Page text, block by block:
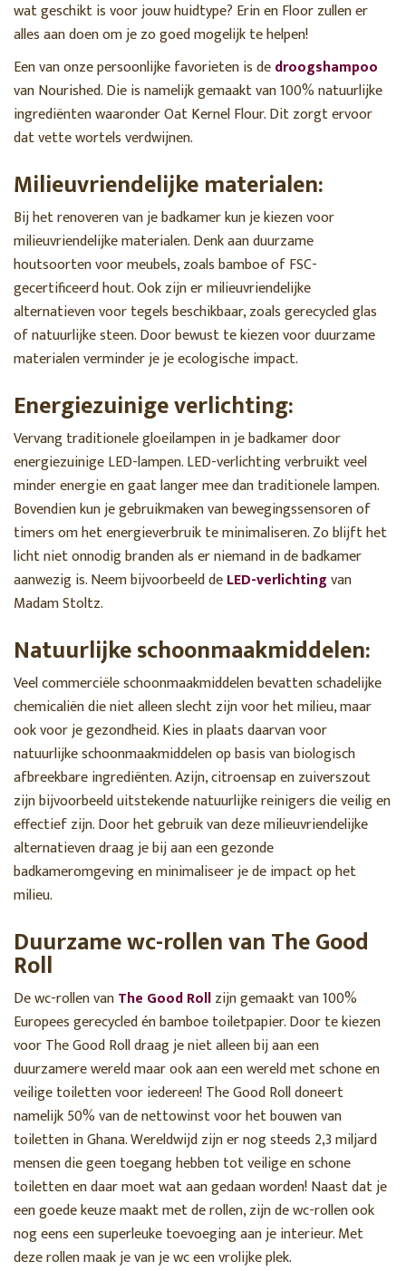
wat geschikt is voor jouw huidtype? Erin en Floor zullen er
alles aan doen om je zo goed mogelijk te helpen!
Een van onze persoonlijke favorieten is dedroogshampoo
van Nourished. Die is namelijk gemaakt van 100% natuurlijke
ingrediënten waaronder Oat Kernel Flour. Dit zorgt ervoor
dat vette wortels verdwijnen.
Milieuvriendelijke materialen:
Bij het renoveren van je badkamer kun je kiezen voor
milieuvriendelijke materialen. Denk aan duurzame
houtsoorten voor meubels, zoals bamboe of FSC-
gecertificeerd hout. Ook zijn er milieuvriendelijke
alternatieven voor tegels beschikbaar, zoals gerecycled glas
of natuurlijke steen. Door bewust te kiezen voor duurzame
materialen verminder je je ecologische impact.
Energiezuinige verlichting:
Vervang traditionele gloeilampen in je badkamer door
energiezuinige LED-lampen. LED-verlichting verbruikt veel
minder energie en gaat langer mee dan traditionele lampen.
Bovendien kun je gebruikmaken van bewegingssensoren of
timers om het energieverbruik te minimaliseren. Zo blijft het
licht niet onnodig branden als er niemand in de badkamer
aanwezig is. Neem bijvoorbeeld deLED-verlichtingvan
Madam Stoltz.
Natuurlijke schoonmaakmiddelen:
Veel commerciële schoonmaakmiddelen bevatten schadelijke
chemicaliën die niet alleen slecht zijn voor het milieu, maar
ook voor je gezondheid. Kies in plaats daarvan voor
natuurlijke schoonmaakmiddelen op basis van biologisch
afbreekbare ingrediënten. Azijn, citroensap en zuiverszout
zijn bijvoorbeeld uitstekende natuurlijke reinigers die veilig en
effectief zijn. Door het gebruik van deze milieuvriendelijke
alternatieven draag je bij aan een gezonde
badkameromgeving en minimaliseer je de impact op het
milieu.
Duurzame wc-rollen van The Good
Roll
De wc-rollen vanThe Good Rollzijn gemaakt van 100%
Europees gerecycled én bamboe toiletpapier. Door te kiezen
voor The Good Roll draag je niet alleen bij aan een
duurzamere wereld maar ook aan een wereld met schone en
veilige toiletten voor iedereen! The Good Roll doneert
namelijk 50% van de nettowinst voor het bouwen van
toiletten in Ghana. Wereldwijd zijn er nog steeds 2,3 miljard
mensen die geen toegang hebben tot veilige en schone
toiletten en daar moet wat aan gedaan worden! Naast dat je
een goede keuze maakt met de rollen, zijn de wc-rollen ook
nog eens een superleuke toevoeging aan je interieur. Met
deze rollen maak je van je wc een vrolijke plek.